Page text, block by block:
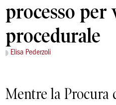
processo per
procedurale
Elisa Pederzoli
Mentre la Procura